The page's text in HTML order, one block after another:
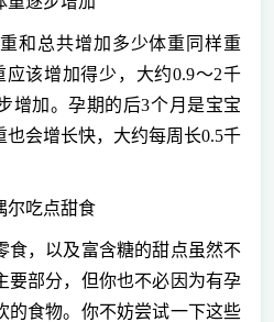
总共增加多少体重同样重
该增加得少，大约0.9～2千
增加。孕期的后3个月是宝宝
会增长快，大约每周长0.5千
吃点甜食
，以及富含糖的甜点虽然不
要部分，但你也不必因为有孕
的食物。你不妨尝试一下这些